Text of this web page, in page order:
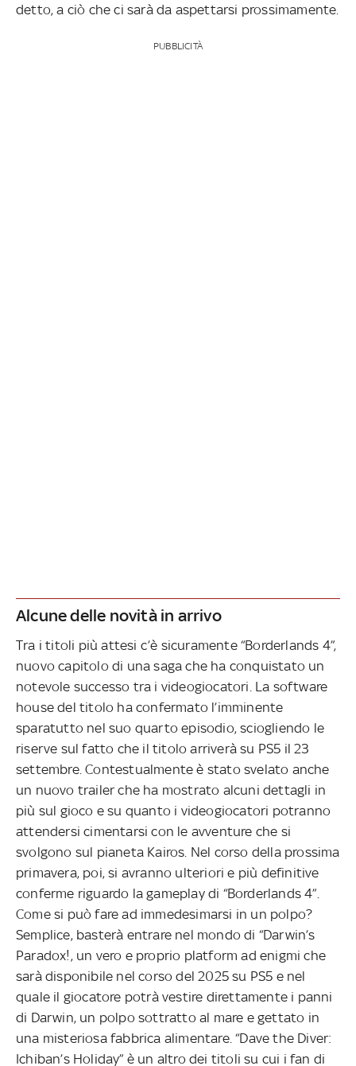
detto, a ciò che ci sarà da aspettarsi prossimamente.
PUBBLICITÀ
Alcune delle novità in arrivo
Tra i titoli più attesi c’è sicuramente “Borderlands 4”,
nuovo capitolo di una saga che ha conquistato un
notevole successo tra i videogiocatori. La software
house del titolo ha confermato l’imminente
sparatutto nel suo quarto episodio, sciogliendo le
riserve sul fatto che il titolo arriverà su PS5 il 23
settembre. Contestualmente è stato svelato anche
un nuovo trailer che ha mostrato alcuni dettagli in
più sul gioco e su quanto i videogiocatori potranno
attendersi cimentarsi con le avventure che si
svolgono sul pianeta Kairos. Nel corso della prossima
primavera, poi, si avranno ulteriori e più definitive
conferme riguardo la gameplay di “Borderlands 4”.
Come si può fare ad immedesimarsi in un polpo?
Semplice, basterà entrare nel mondo di “Darwin’s
Paradox!, un vero e proprio platform ad enigmi che
sarà disponibile nel corso del 2025 su PS5 e nel
quale il giocatore potrà vestire direttamente i panni
di Darwin, un polpo sottratto al mare e gettato in
una misteriosa fabbrica alimentare. “Dave the Diver:
Ichiban’s Holiday” è un altro dei titoli su cui i fan di